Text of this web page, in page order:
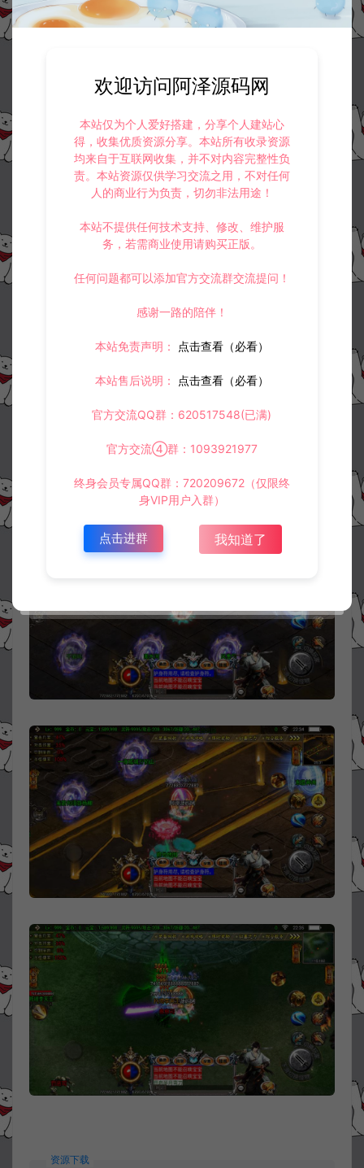
资源下载
欢迎访问阿泽源码网
本站仅为个人爱好搭建，分享个人建站心
得，收集优质资源分享。本站所有收录资源
均来自于互联网收集，并不对内容完整性负
责。本站资源仅供学习交流之用，不对任何
人的商业行为负责，切勿非法用途！
本站不提供任何技术支持、修改、维护服
务，若需商业使用请购买正版。
任何问题都可以添加官方交流群交流提问！
感谢一路的陪伴！
本站免责声明： 点击查看（必看）
本站售后说明： 点击查看（必看）
官方交流QQ群：620517548(已满)
官方交流④群：1093921977
终身会员专属QQ群：720209672（仅限终
身VIP用户入群）
点击进群 我知道了